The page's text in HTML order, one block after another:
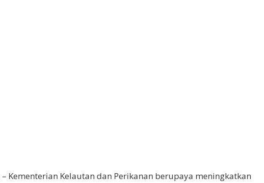
– Kementerian Kelautan dan Perikanan berupaya meningkatkan